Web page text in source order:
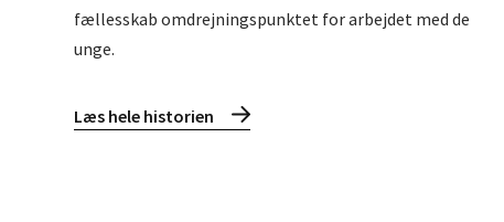
fællesskab omdrejningspunktet for arbejdet med de
unge.
Læs hele historien